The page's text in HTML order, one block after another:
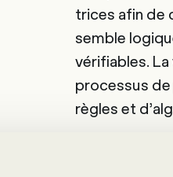
trices afin de
semble
vérifiables.
processus
règles et